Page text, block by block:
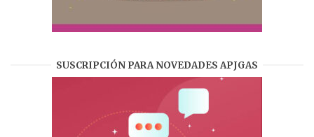
SUSCRIPCIÓN PARA NOVEDADES APJGAS